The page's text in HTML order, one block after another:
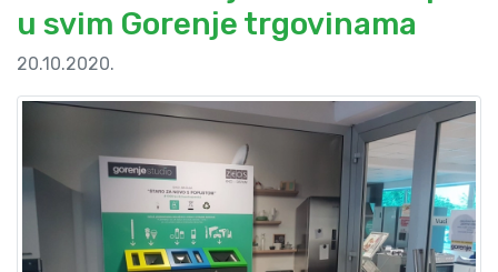
u svim Gorenje trgovinama
20.10.2020.